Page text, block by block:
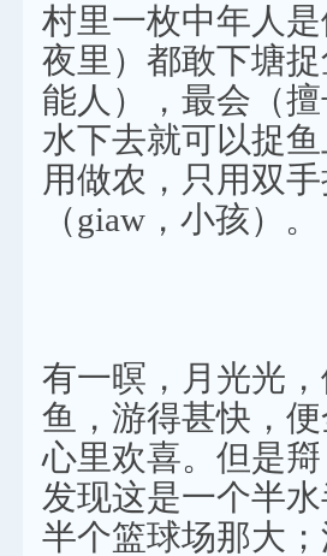
村里一枚中年人
夜里）都敢下塘
能人），最会（
水下去就可以捉
用做农，只用双
（giaw，小孩）。
有一暝，月光光
鱼，游得甚快，
心里欢喜。但是
发现这是一个半
半个篮球场那大